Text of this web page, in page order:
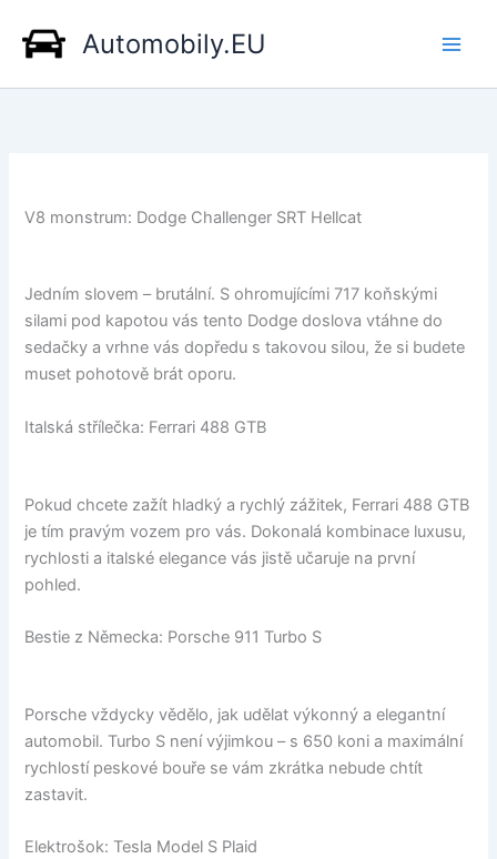
obsah
Automobily.EU
V8 monstrum: Dodge Challenger SRT Hellcat
Jedním slovem – brutální. S ohromujícími 717 koňskými
silami pod kapotou vás tento Dodge doslova vtáhne do
sedačky a vrhne vás dopředu s takovou silou, že si budete
muset pohotově brát oporu.
Italská střílečka: Ferrari 488 GTB
Pokud chcete zažít hladký a rychlý zážitek, Ferrari 488 GTB
je tím pravým vozem pro vás. Dokonalá kombinace luxusu,
rychlosti a italské elegance vás jistě učaruje na první
pohled.
Bestie z Německa: Porsche 911 Turbo S
Porsche vždycky vědělo, jak udělat výkonný a elegantní
automobil. Turbo S není výjimkou – s 650 koni a maximální
rychlostí peskové bouře se vám zkrátka nebude chtít
zastavit.
Elektrošok: Tesla Model S Plaid